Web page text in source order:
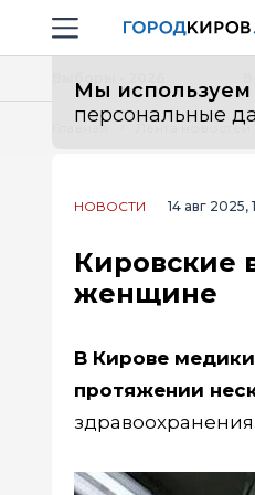
Навигация сайта
Мы используем
персональные
Главная Лента новостей
НОВОСТИ 14 авг 2025,
Кировские
женщине
В Кирове медики
протяжении
здравоохранения.